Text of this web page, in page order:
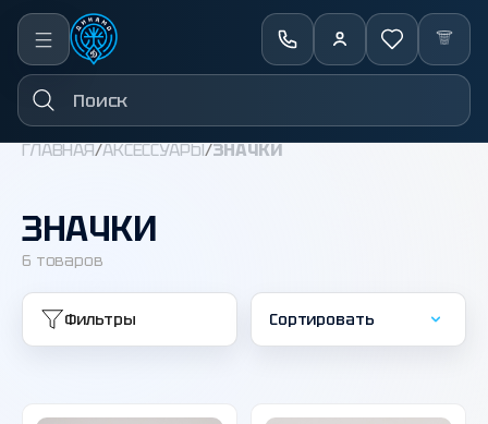
← Назад
ГЛАВНАЯ/АКСЕССУАРЫ/ЗНАЧКИ
ЗНАЧКИ
6 товаров
Фильтры Сортировать